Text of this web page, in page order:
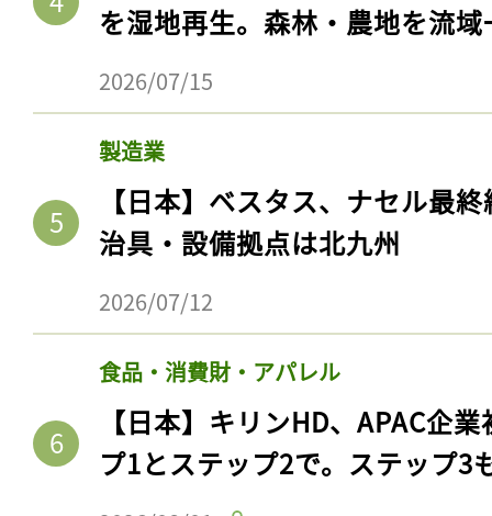
を湿地再生。森林・農地を流
2026/07/15
製造業
【日本】ベスタス、ナセル最
治具・設備拠点は北九州
2026/07/12
食品・消費財・アパレル
【日本】キリンHD、APAC企
プ1とステップ2で。ステップ3